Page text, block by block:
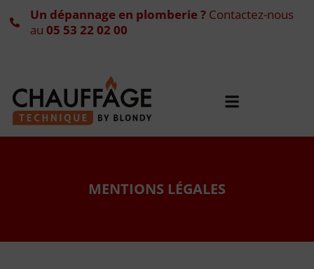
Un dépannage en plomberie ? Contactez-nous
au 05 53 22 02 00
MENTIONS LÉGALES